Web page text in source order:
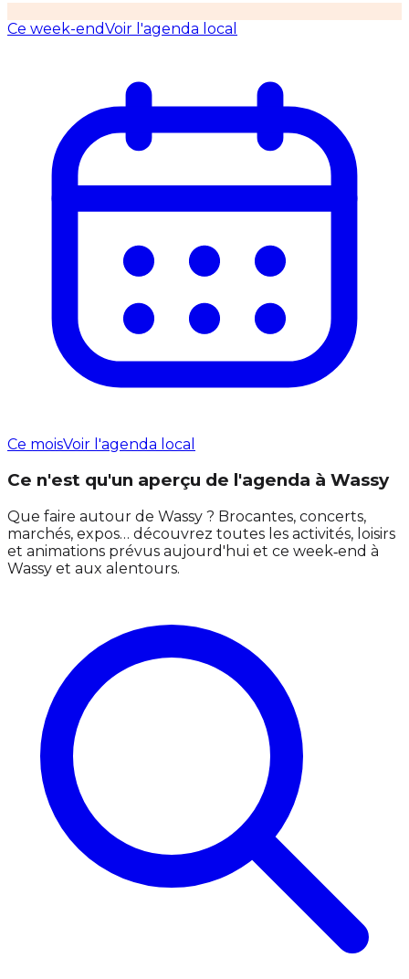
Ce week-endVoir l'agenda local
Ce moisVoir l'agenda local
Ce n'est qu'un aperçu de l'agenda à Wassy
Que faire autour de Wassy ? Brocantes, concerts,
marchés, expos… découvrez toutes les activités, loisirs
et animations prévus aujourd'hui et ce week‑end à
Wassy et aux alentours.